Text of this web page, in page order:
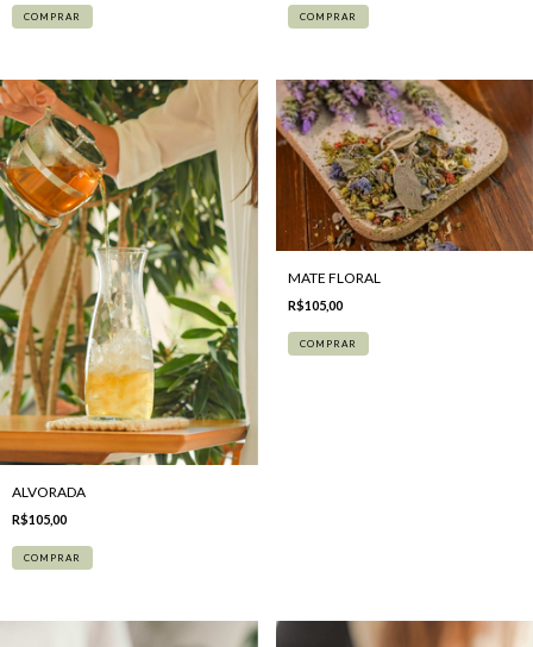
ALVORADA
R$105,00
MATE FLORAL
R$105,00